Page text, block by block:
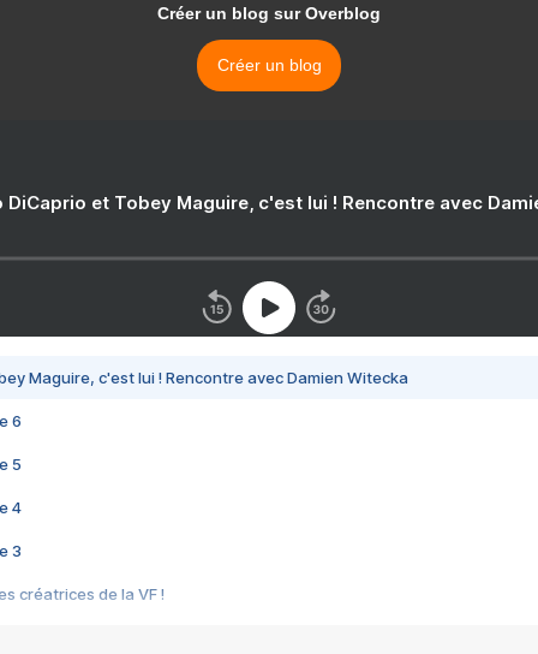
Créer un blog sur Overblog
Créer un blog
DiCaprio et Tobey Maguire, c'est lui ! Rencontre avec
Maguire, c'est lui ! Rencontre avec Damien Witecka
6
5
4
3
créatrices de la VF !